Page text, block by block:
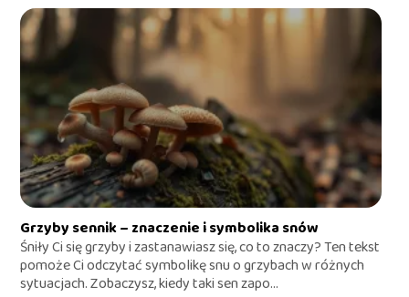
Grzyby sennik – znaczenie i symbolika snów
Śniły Ci się grzyby i zastanawiasz się, co to znaczy? Ten tekst
pomoże Ci odczytać symbolikę snu o grzybach w różnych
sytuacjach. Zobaczysz, kiedy taki sen zapo...